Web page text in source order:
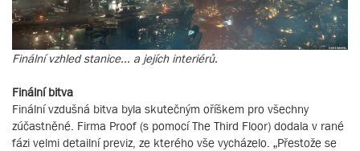
Finální vzhled stanice... a jejích interiérů.
Finální bitva
Finální vzdušná bitva byla skutečným oříškem pro všechny
zúčastněné. Firma Proof (s pomocí The Third Floor) dodala v rané
fázi velmi detailní previz, ze kterého vše vycházelo. „Přestože se